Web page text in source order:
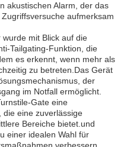
akustischen Alarm, der das
aufmerksam
mit Blick auf die
Tailgating-Funktion, die
es erkennt, wenn mehr als
zu betreten.Das Gerät
der
im Notfall ermöglicht.
Gate eine
die eine zuverlässige
Bereiche bietet.und
einer idealen Wahl für